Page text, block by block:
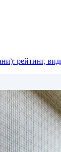
рейтинг,